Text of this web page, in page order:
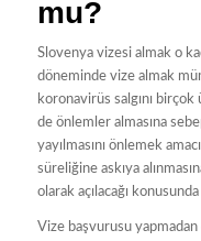
mu?
Slovenya vizesi almak o
döneminde vize almak
koronavirüs salgını
de önlemler almasına
yayılmasını önlemek
süreliğine askıya
olarak açılacağı
Vize başvurusu